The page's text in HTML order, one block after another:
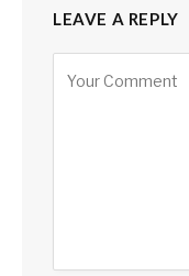
LEAVE A REPLY